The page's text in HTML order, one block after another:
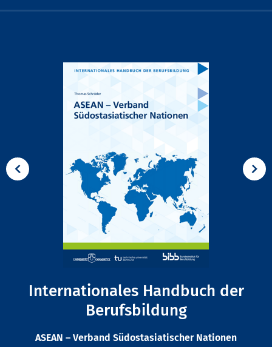
Internationales Handbuch der
Berufsbildung
ASEAN – Verband Südostasiatischer Nationen